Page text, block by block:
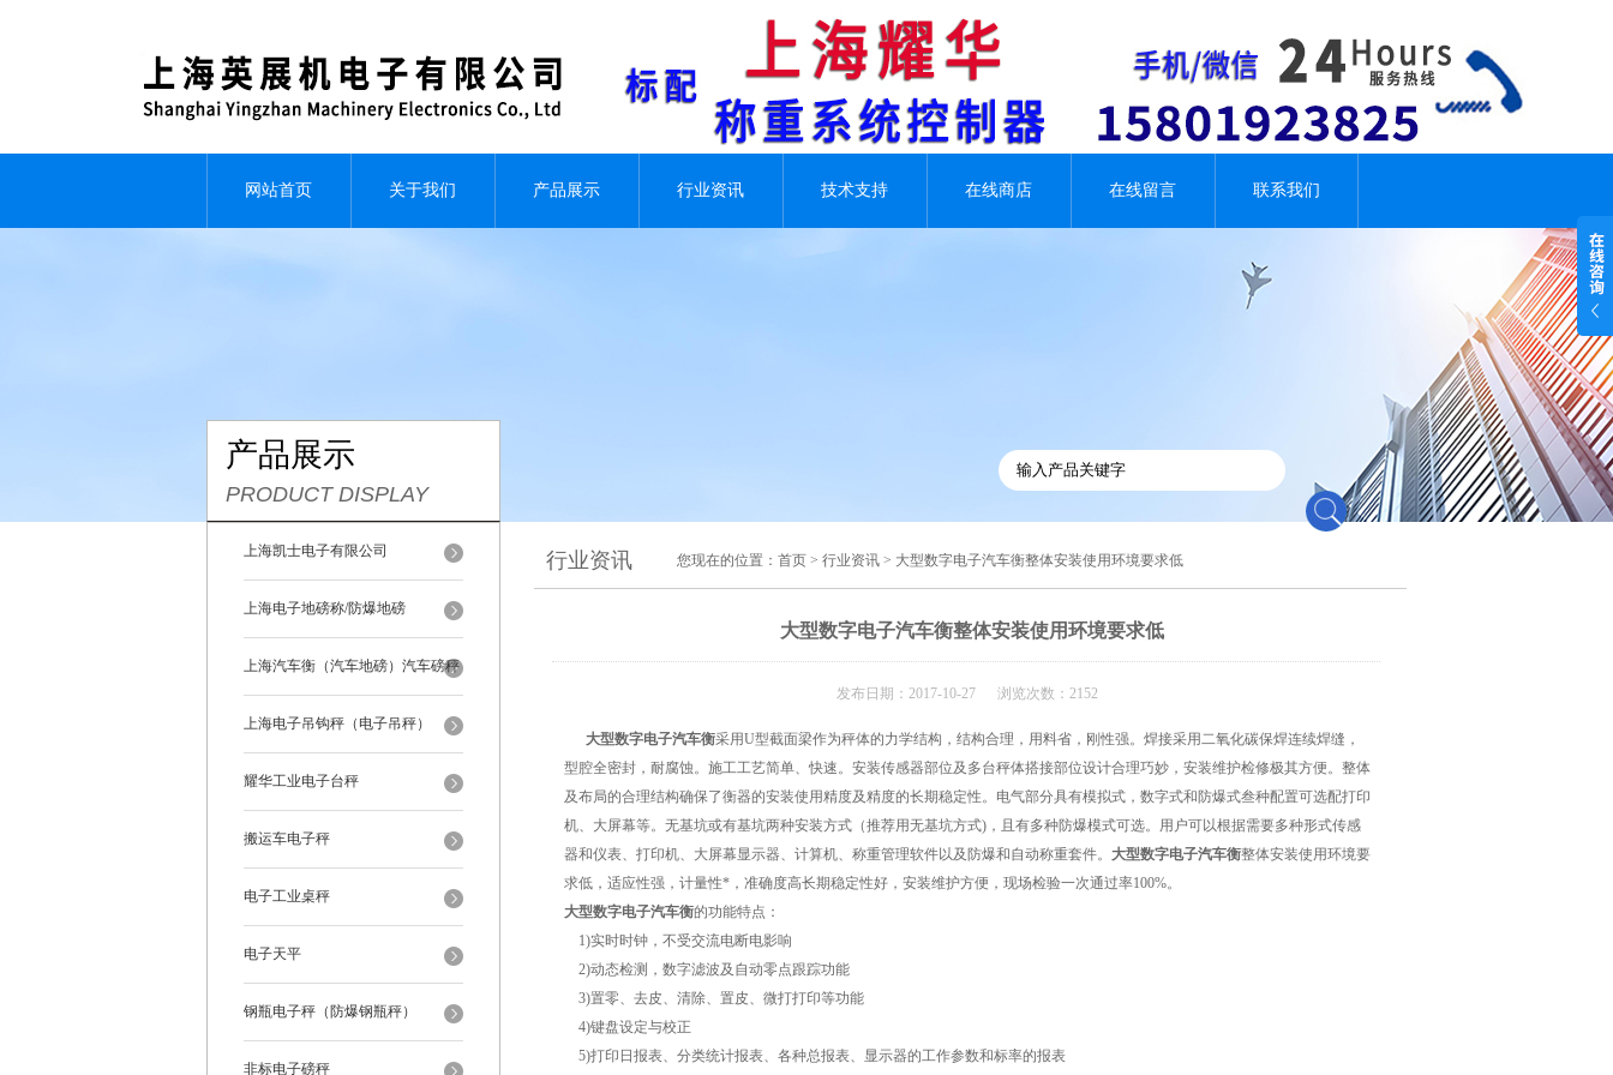
网站首页 关于我们 产品展示 行业资讯 技术支持 在线商店 在线留言 联系我们
产品展示
PRODUCT DISPLAY
上海凯士电子有限公司
上海电子地磅称/防爆地磅
上海汽车衡（汽车地磅）汽车磅秤
上海电子吊钩秤（电子吊秤）
耀华工业电子台秤
搬运车电子秤
电子工业桌秤
电子天平
钢瓶电子秤（防爆钢瓶秤）
非标电子磅秤
行业资讯 您现在的位置： 首页 > 行业资讯 > 大型数字电子汽车衡整体安装使用环境要求低
大型数字电子汽车衡整体安装使用环境要求低
发布日期：2017-10-27 浏览次数：2152
大型数字电子汽车衡采用U型截面梁作为秤体的力学结构，结构合理，用料省，刚性强。焊接采用二氧化碳保焊连续焊缝，
型腔全密封，耐腐蚀。施工工艺简单、快速。安装传感器部位及多台秤体搭接部位设计合理巧妙，安装维护检修极其方便。整体
及布局的合理结构确保了衡器的安装使用精度及精度的长期稳定性。电气部分具有模拟式，数字式和防爆式叁种配置可选配打印
机、大屏幕等。无基坑或有基坑两种安装方式（推荐用无基坑方式)，且有多种防爆模式可选。用户可以根据需要多种形式传感
器和仪表、打印机、大屏幕显示器、计算机、称重管理软件以及防爆和自动称重套件。 大型数字电子汽车衡整体安装使用环境要
求低，适应性强，计量性*，准确度高长期稳定性好，安装维护方便，现场检验一次通过率100%。
大型数字电子汽车衡的功能特点：
1)实时时钟，不受交流电断电影响
2)动态检测，数字滤波及自动零点跟踪功能
3)置零、去皮、清除、置皮、微打打印等功能
4)键盘设定与校正
5)打印日报表、分类统计报表、各种总报表、显示器的工作参数和标率的报表